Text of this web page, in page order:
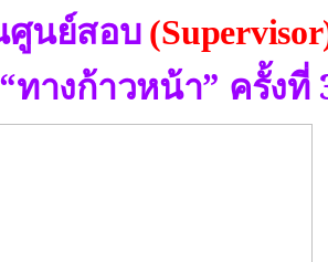
ศูนย์สอบ (Supervisor
“ทางก้าวหน้า” ครั้งที่